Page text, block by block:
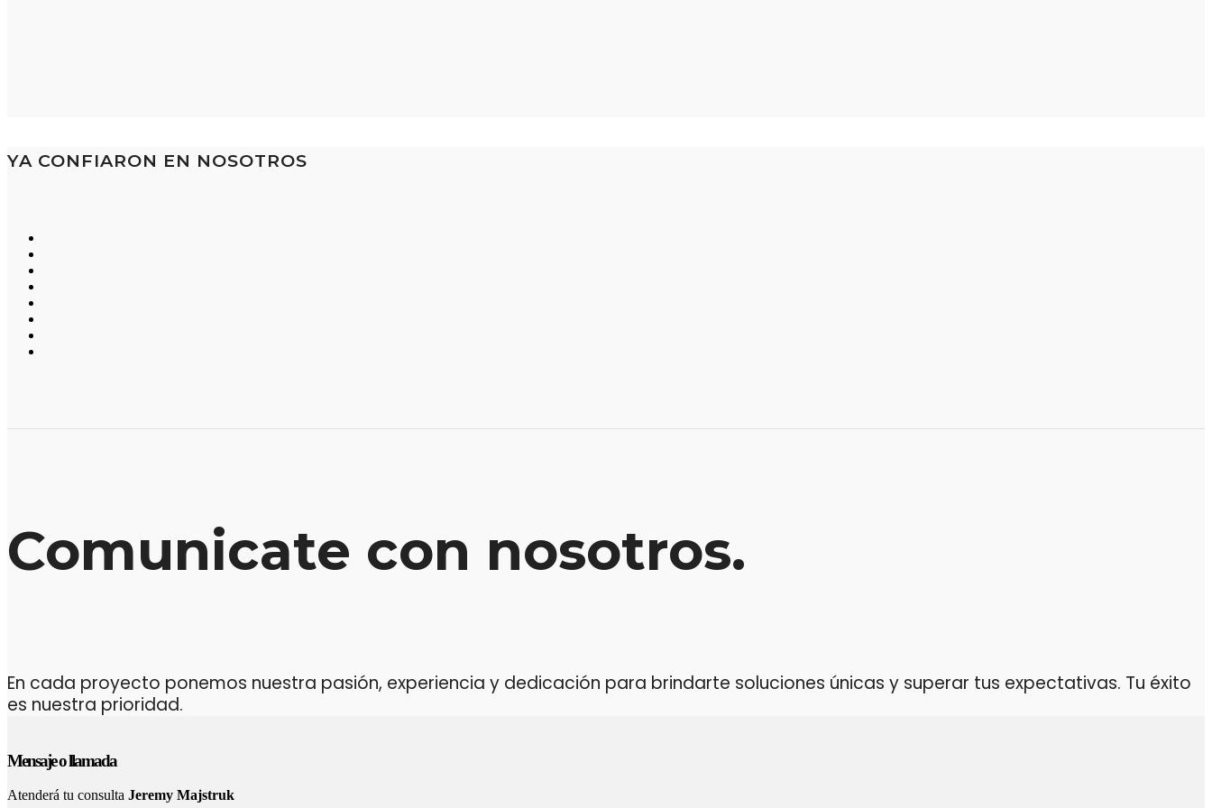
YA CONFIARON EN NOSOTROS
Comunicate con nosotros.
En cada proyecto ponemos nuestra pasión, experiencia y dedicación para brindarte soluciones únicas y superar tus expectativas. Tu éxito
es nuestra prioridad.
Mensaje o llamada
Atenderá tu consulta Jeremy Majstruk